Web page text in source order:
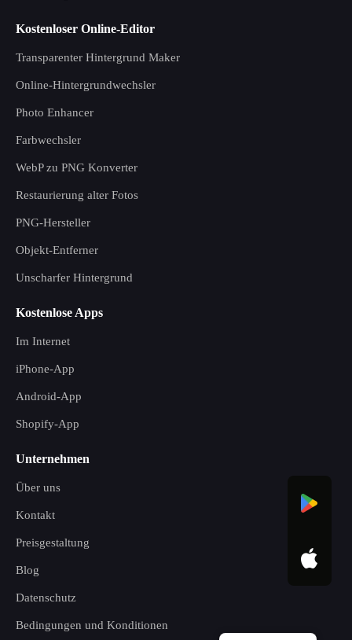
Kostenloser Online-Editor
Transparenter Hintergrund Maker
Online-Hintergrundwechsler
Photo Enhancer
Farbwechsler
WebP zu PNG Konverter
Restaurierung alter Fotos
PNG-Hersteller
Objekt-Entferner
Unscharfer Hintergrund
Kostenlose Apps
Im Internet
iPhone-App
Android-App
Shopify-App
Unternehmen
Über uns
Kontakt
Preisgestaltung
Blog
Datenschutz
Bedingungen und Konditionen